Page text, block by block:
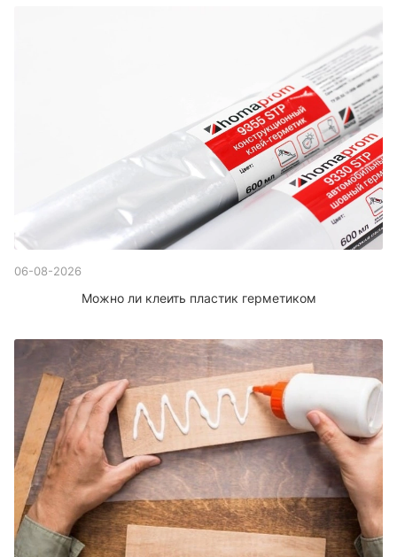
06-08-2026
Можно ли клеить пластик герметиком